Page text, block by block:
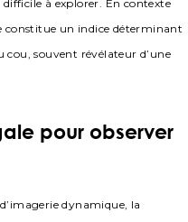
à explorer. En contexte
constitue un indice déterminant
cou, souvent révélateur d’une
pour observer
dynamique, la